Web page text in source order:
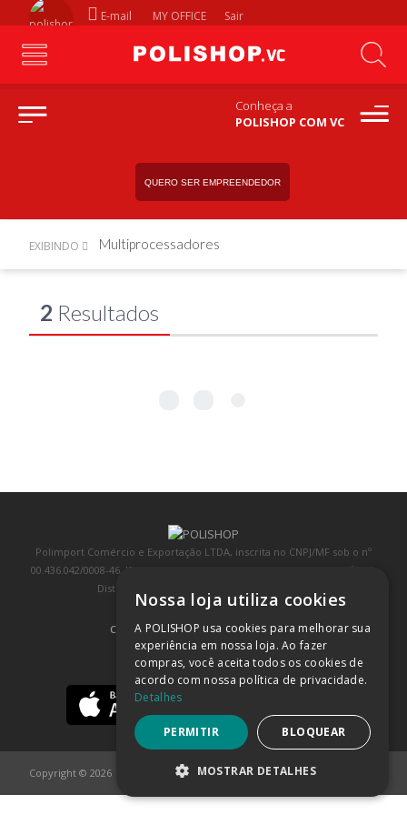
E-mail MY OFFICE Sair
Conheça a
POLISHOP COM VC
QUERO SER EMPREENDEDOR
EXIBINDO Multiprocessadores
2 Resultados
Polimport Comércio e Exportação LTDA, inscrita no CNPJ/MF sob o nº
00.436.042/0008-46, IE 407.458.707.103, com sede na Rua Kanebo, nº 175,
Distrito Industrial, Jundiaí/SP, CEP: 13213-090
COMPRA 100% SEGURA (SAIBA MAIS)
BAIXE NOSSO APP
Copyright © 2026
Nossa loja utiliza cookies
A POLISHOP usa cookies para melhorar sua
experiência em nossa loja. Ao fazer
compras, você aceita todos os cookies de
acordo com nossa política de privacidade.
Detalhes
PERMITIR BLOQUEAR
MOSTRAR DETALHES
ESTRITAMENTE NECESSÁRIOS